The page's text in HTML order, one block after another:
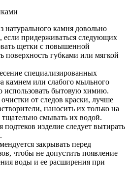
натурального камня довольно
если придерживаться следующих
щетки с повышенной
поверхность губками или мягкой
специализированных
камнем или слабого мыльного
использовать бытовую химию.
от следов краски, лучше
наносить их только на
тщательно смывать их водой.
изделие следует вытирать
закрывать перед
чтобы не допустить появление
воды и ее расширения при